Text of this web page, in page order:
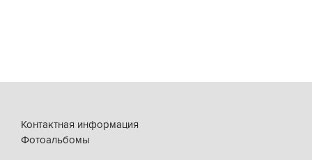
Контактная информация
Фотоальбомы